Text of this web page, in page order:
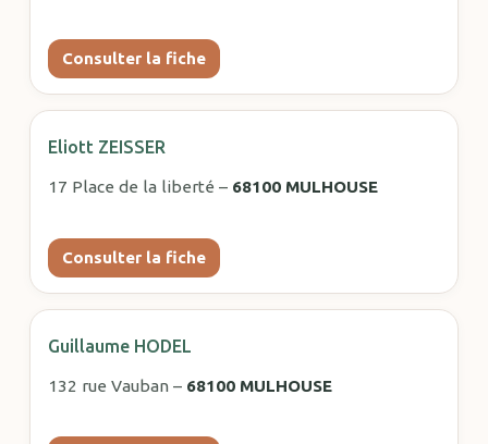
Consulter la fiche
Eliott ZEISSER
17 Place de la liberté – 68100 MULHOUSE
Consulter la fiche
Guillaume HODEL
132 rue Vauban – 68100 MULHOUSE